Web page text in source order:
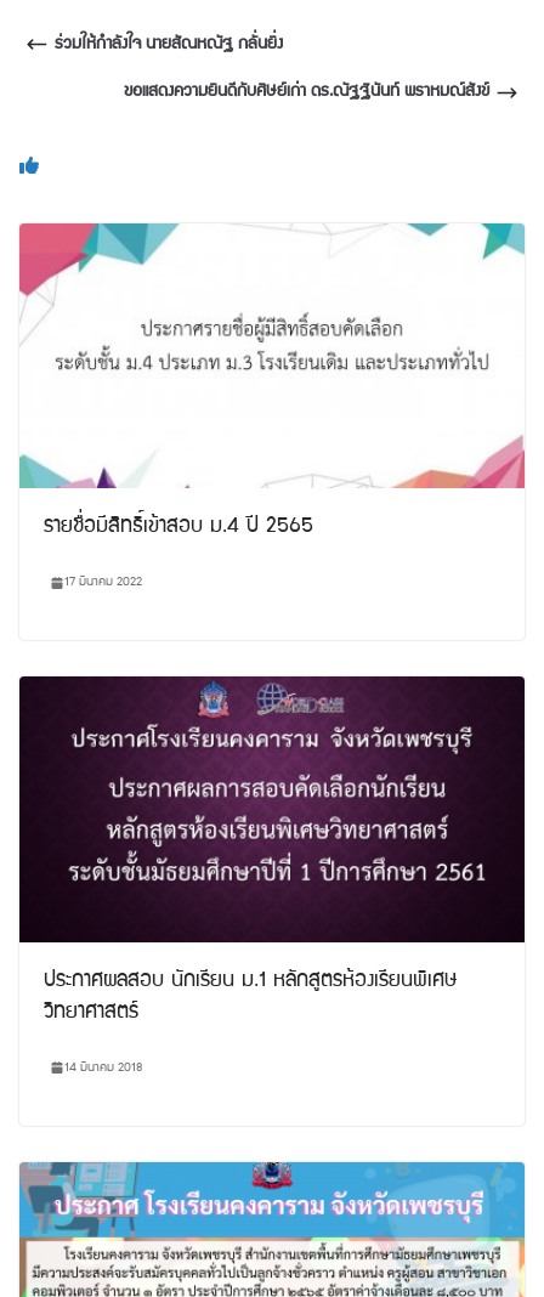
ร่วมให้กำลังใจ นายสัณหณัฐ กลั่นยิ่ง
ขอแสดงความยินดีกับศิษย์เก่า ดร.ณัฐฐินันท์ พราหมณ์สังข์
รายชื่อมีสิทธิ์เข้าสอบ ม.4 ปี 2565
17 มีนาคม 2022
ประกาศผลสอบ นักเรียน ม.1 หลักสูตรห้องเรียนพิเศษ
วิทยาศาสตร์
14 มีนาคม 2018